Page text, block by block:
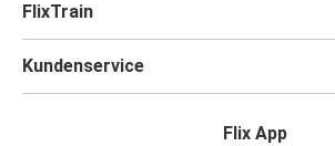
FlixTrain
Kundenservice
Flix App